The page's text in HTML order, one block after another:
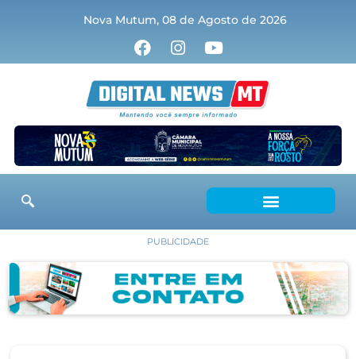
Nova Mutum, 08 de Agosto de 2026
PUBLICIDADE